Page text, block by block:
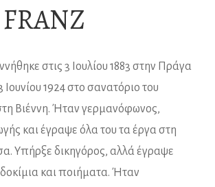
στις 3 Ιουλίου 1883 στην Πράγα
Ιουνίου 1924 στο σανατόριο του
Βιέννη. Ήταν γερμανόφωνος,
και έγραψε όλα του τα έργα στη
Υπήρξε δικηγόρος, αλλά έγραψε
και ποιήματα. Ήταν